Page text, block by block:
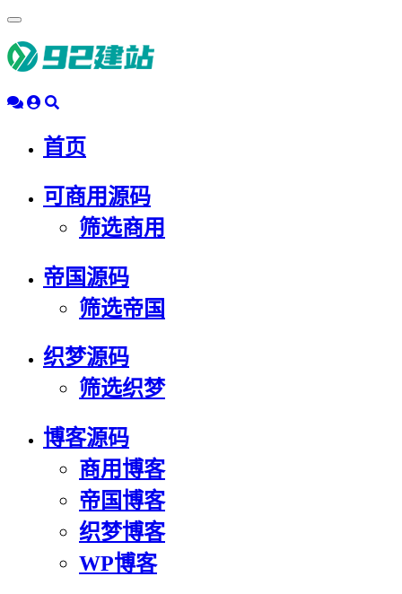
动
导
首页
可商用源码
筛选商用
帝国源码
筛选帝国
织梦源码
筛选织梦
博客源码
商用博客
帝国博客
织梦博客
WP博客